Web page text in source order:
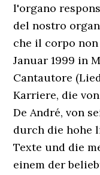
l'organo
del nostro
che il corpo
Januar 1999 in
Cantautore
Karriere, die
De André, von
durch die hohe
Texte und die
einem der